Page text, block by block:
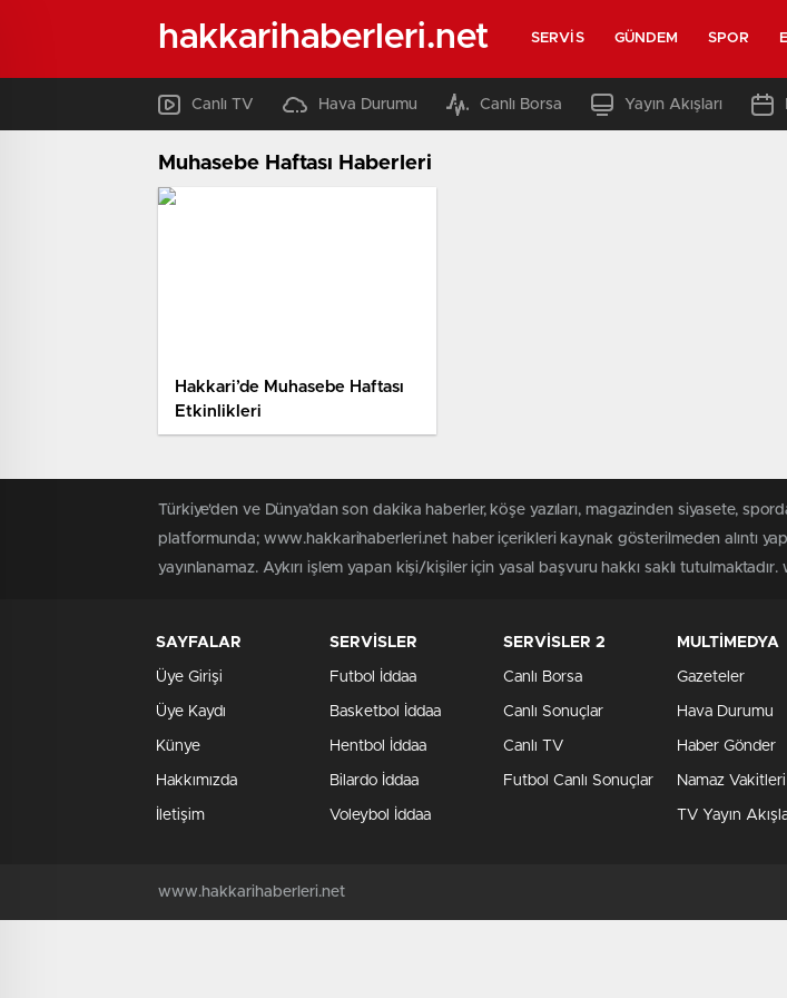
hakkarihaberleri.net SERVIS GÜNDEM SPOR
Canlı TV Hava Durumu Canlı Borsa Yayın Akışları
Muhasebe Haftası Haberleri
Hakkari’de Muhasebe Haftası
Etkinlikleri
Türkiye'den ve Dünya’dan son dakika haberler, köşe yazıları, magazinden siyasete,
platformunda; www.hakkarihaberleri.net haber içerikleri kaynak gösterilmeden alıntı
yayınlanamaz. Aykırı işlem yapan kişi/kişiler için yasal başvuru hakkı saklı
SAYFALAR
Üye Girişi
Üye Kaydı
Künye
Hakkımızda
İletişim
SERVİSLER
Futbol İddaa
Basketbol İddaa
Hentbol İddaa
Bilardo İddaa
Voleybol İddaa
SERVİSLER 2
Canlı Borsa
Canlı Sonuçlar
Canlı TV
Futbol Canlı Sonuçlar
MULTİMEDYA
Gazeteler
Hava Durumu
Haber Gönder
Namaz Vakitleri
TV Yayın
www.hakkarihaberleri.net